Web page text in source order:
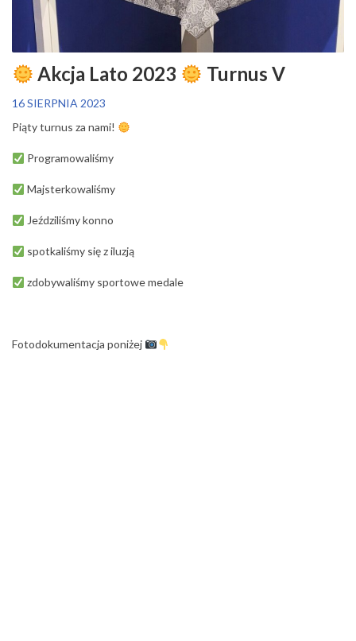
Akcja Lato 2023 Turnus V
16 SIERPNIA 2023
Piąty turnus za nami!
Programowaliśmy
Majsterkowaliśmy
Jeździliśmy konno
spotkaliśmy się z iluzją
zdobywaliśmy sportowe medale
Fotodokumentacja poniżej